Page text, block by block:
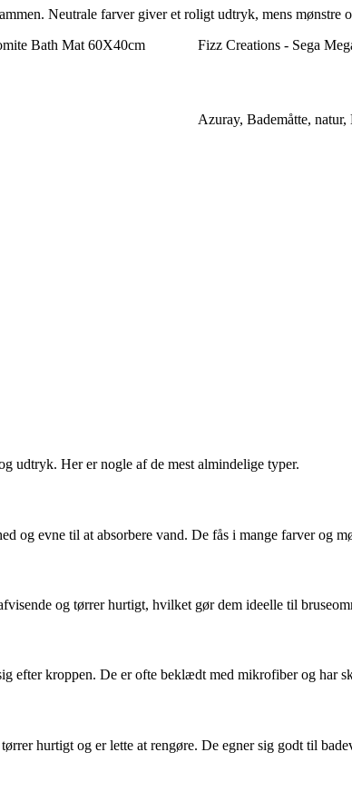
Neutrale farver giver et roligt udtryk, mens mønstre
Bath Mat 60X40cm Fizz Creations - Sega
Azuray, Bademåtte,
udtryk. Her er nogle af de mest almindelige typer.
og evne til at absorbere vand. De fås i mange farver og
og tørrer hurtigt, hvilket gør dem ideelle til
efter kroppen. De er ofte beklædt med mikrofiber og har
hurtigt og er lette at rengøre. De egner sig godt til